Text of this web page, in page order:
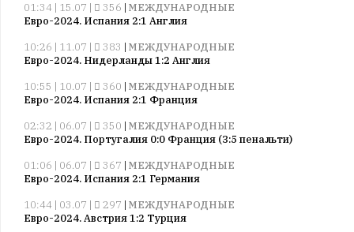
01:34 | 15.07 | 356 | МЕЖДУНАРОДНЫЕ
Евро-2024. Испания 2:1 Англия
10:26 | 11.07 |
383 | МЕЖДУНАРОДНЫЕ
Евро-2024. Нидерланды 1:2 Англия
10:55 | 10.07 |
360 | МЕЖДУНАРОДНЫЕ
Евро-2024. Испания 2:1 Франция
02:32 | 06.07 |
350 | МЕЖДУНАРОДНЫЕ
Евро-2024. Португалия 0:0 Франция (3:5 пенальти)
01:06 | 06.07 |
367 | МЕЖДУНАРОДНЫЕ
Евро-2024. Испания 2:1 Германия
10:44 | 03.07 |
297 | МЕЖДУНАРОДНЫЕ
Евро-2024. Австрия 1:2 Турция